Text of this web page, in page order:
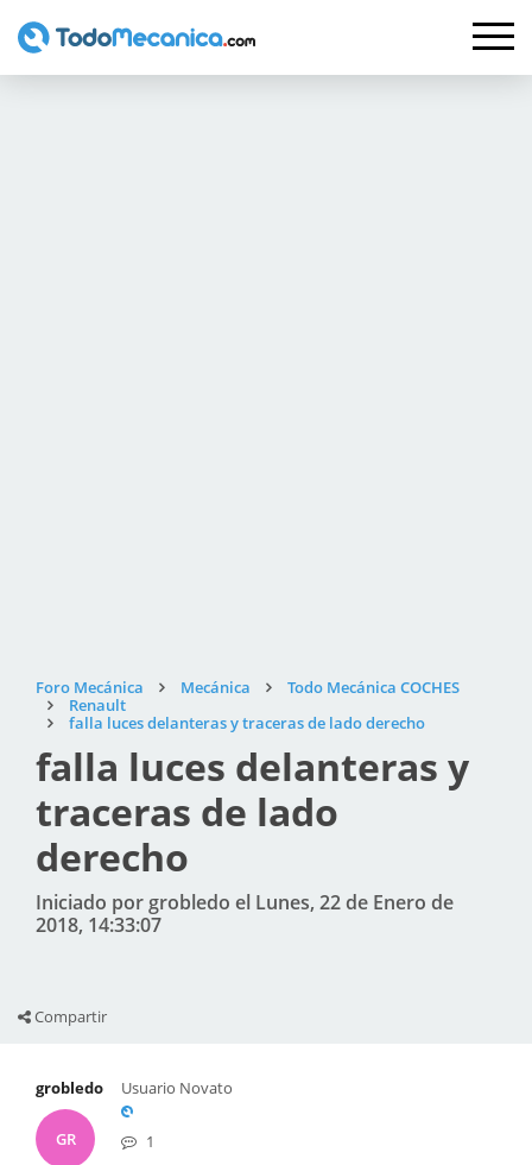
Foro Mecánica Mecánica
Todo Mecánica COCHES
Renault
falla luces delanteras y traceras de lado derecho
falla luces delanteras y
traceras de lado
derecho
Iniciado por grobledo el Lunes, 22 de Enero de
2018, 14:33:07
Compartir
grobledo
GR
Usuario Novato
1